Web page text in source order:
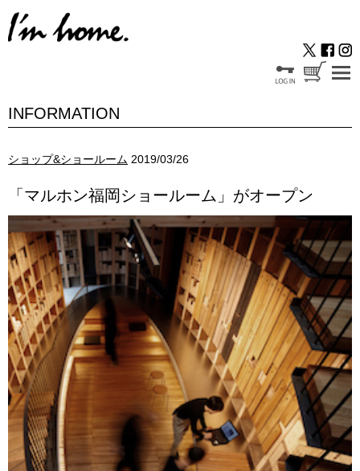
INFORMATION
ショップ&ショールーム 2019/03/26
「マルホン福岡ショールーム」がオープン